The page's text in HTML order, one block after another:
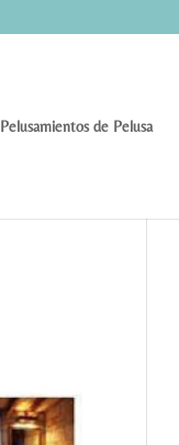
Pelusamientos de Pelusa